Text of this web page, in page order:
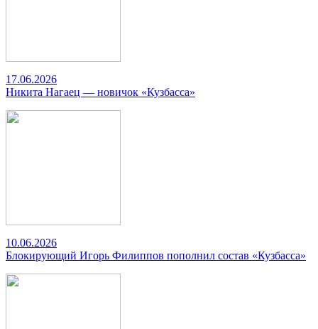
17.06.2026
Никита Нагаец — новичок «Кузбасса»
10.06.2026
Блокирующий Игорь Филиппов пополнил состав «Кузбасса»